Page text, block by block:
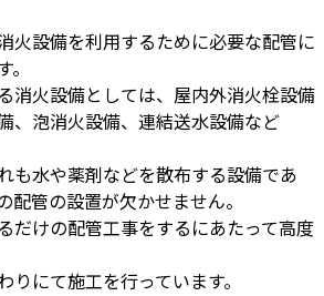
火設備を利用するために必要な配管に
消火設備としては、屋内外消火栓設備
、泡消火設備、連結送水設備など
も水や薬剤などを散布する設備であ
配管の設置が欠かせません。
だけの配管工事をするにあたって高度
にて施工を行っています。